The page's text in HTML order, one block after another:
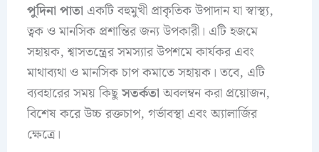
পুদিনা পাতা একটি বহুমুখী প্রাকৃতিক উপাদান যা স্বাস্থ্য,
ত্বক ও মানসিক প্রশান্তির জন্য উপকারী। এটি হজমে
সহায়ক, শ্বাসতন্ত্রের সমস্যার উপশমে কার্যকর এবং
মাথাব্যথা ও মানসিক চাপ কমাতে সহায়ক। তবে, এটি
ব্যবহারের সময় কিছুসতর্কতা অবলম্বন করা প্রয়োজন,
বিশেষ করে উচ্চ রক্তচাপ, গর্ভাবস্থা এবং অ্যালার্জির
ক্ষেত্রে।